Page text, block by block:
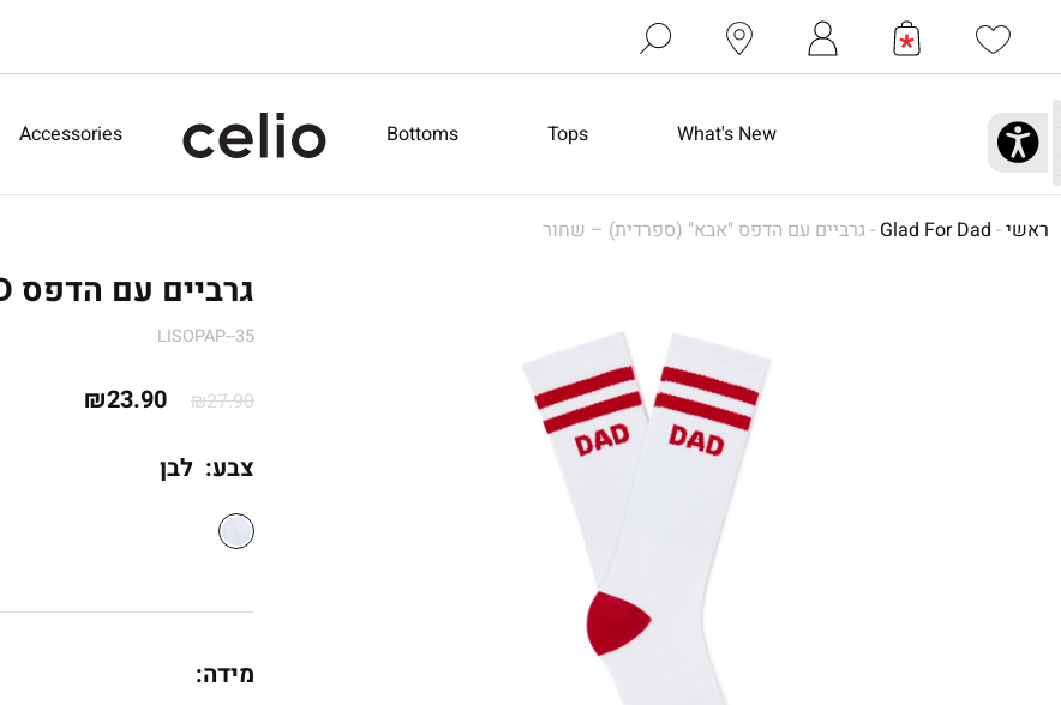
What's New
Tops
Bottoms
Accessories
ראשי-
Glad For Dad
-גרביים עם הדפס "אבא" (ספרדית) – שחור
גרביים עם הדפס DAD - לבן
LISOPAP--35
₪27.90
המחיר
היה:
₪23.90
צבע: לבן
מידה: